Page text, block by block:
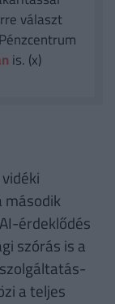
választ
is. (x)
második
érdeklődés
szórás is a
a teljes